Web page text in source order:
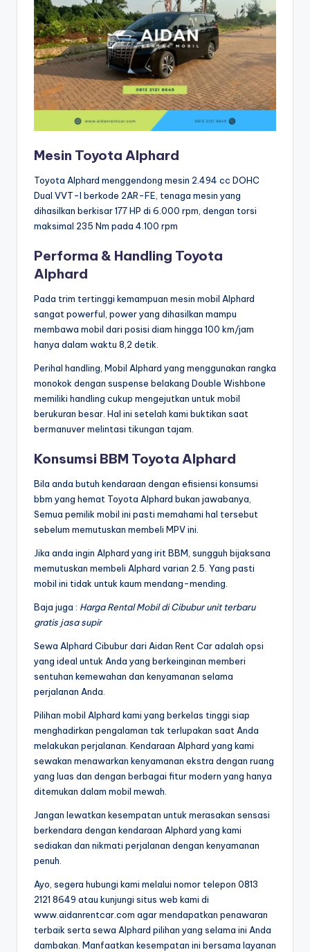
Mesin Toyota Alphard
Toyota Alphard menggendong mesin 2.494 cc DOHC
Dual VVT-I berkode 2AR-FE, tenaga mesin yang
dihasilkan berkisar 177 HP di 6.000 rpm, dengan torsi
maksimal 235 Nm pada 4.100 rpm
Performa & Handling Toyota
Alphard
Pada trim tertinggi kemampuan mesin mobil Alphard
sangat powerful, power yang dihasilkan mampu
membawa mobil dari posisi diam hingga 100 km/jam
hanya dalam waktu 8,2 detik.
Perihal handling, Mobil Alphard yang menggunakan rangka
monokok dengan suspense belakang Double Wishbone
memiliki handling cukup mengejutkan untuk mobil
berukuran besar. Hal ini setelah kami buktikan saat
bermanuver melintasi tikungan tajam.
Konsumsi BBM Toyota Alphard
Bila anda butuh kendaraan dengan efisiensi konsumsi
bbm yang hemat Toyota Alphard bukan jawabanya,
Semua pemilik mobil ini pasti memahami hal tersebut
sebelum memutuskan membeli MPV ini.
Jika anda ingin Alphard yang irit BBM, sungguh bijaksana
memutuskan membeli Alphard varian 2.5. Yang pasti
mobil ini tidak untuk kaum mendang-mending.
Baja juga : Harga Rental Mobil di Cibubur unit terbaru
gratis jasa supir
Sewa Alphard Cibubur dari Aidan Rent Car adalah opsi
yang ideal untuk Anda yang berkeinginan memberi
sentuhan kemewahan dan kenyamanan selama
perjalanan Anda.
Pilihan mobil Alphard kami yang berkelas tinggi siap
menghadirkan pengalaman tak terlupakan saat Anda
melakukan perjalanan. Kendaraan Alphard yang kami
sewakan menawarkan kenyamanan ekstra dengan ruang
yang luas dan dengan berbagai fitur modern yang hanya
ditemukan dalam mobil mewah.
Jangan lewatkan kesempatan untuk merasakan sensasi
berkendara dengan kendaraan Alphard yang kami
sediakan dan nikmati perjalanan dengan kenyamanan
penuh.
Ayo, segera hubungi kami melalui nomor telepon 0813
2121 8649 atau kunjungi situs web kami di
www.aidanrentcar.com agar mendapatkan penawaran
terbaik serta sewa Alphard pilihan yang selama ini Anda
dambakan. Manfaatkan kesempatan ini bersama layanan